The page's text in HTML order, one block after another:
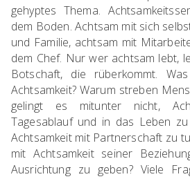
gehyptes Thema.
dem Boden. Achtsam mit sich
und Familie, achtsam mit
dem Chef. Nur wer achtsam lebt,
Botschaft, die rüberkommt.
Achtsamkeit? Warum streben
gelingt es mitunter nicht,
Tagesablauf und in das Leben
Achtsamkeit mit Partnerschaft zu
mit Achtsamkeit seiner
Ausrichtung zu geben? Viele